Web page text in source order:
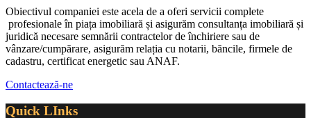
Obiectivul companiei este acela de a oferi servicii complete
profesionale în piața imobiliară și asigurăm consultanța imobiliară și
juridică necesare semnării contractelor de închiriere sau de
vânzare/cumpărare, asigurăm relația cu notarii, băncile, firmele de
cadastru, certificat energetic sau ANAF.
Contactează-ne
Quick LInks